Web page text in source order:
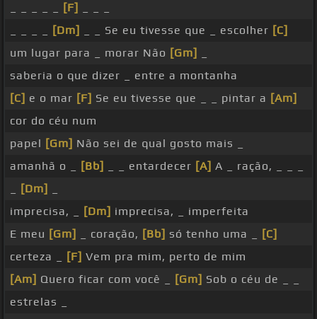
[F]
[Dm] _ _ Se eu tivesse que _ escolher [C]
um lugar para _ morar Não [Gm]
saberia o que dizer _ entre a montanha
[C] e o mar [F] Se eu tivesse que _ _ pintar a [Am]
cor do céu num
papel [Gm] Não sei de qual gosto mais _
amanhã o _
[Bb] _ _ entardecer [A] A _ ração, _ _ _
[Dm]
imprecisa, _
[Dm] imprecisa, _ imperfeita
E meu [Gm] _ coração, [Bb] só tenho uma _
[C]
certeza _
[F] Vem pra mim, perto de mim
[Am] Quero ficar com você _ [Gm] Sob o céu de _ _
estrelas _